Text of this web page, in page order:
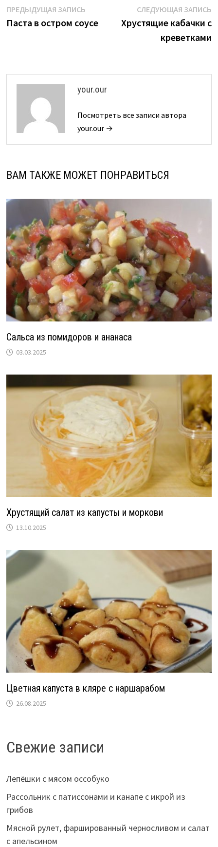
Навигация
по
ПРЕДЫДУЩАЯ ЗАПИСЬПредыдущая
запись:
Паста в остром соусе
СЛЕДУЮЩАЯ ЗАПИСЬ
Хрустящие кабачки с
креветками
your.our
Посмотреть все записи автора
your.our →
ВАМ ТАКЖЕ МОЖЕТ ПОНРАВИТЬСЯ
Сальса из помидоров и ананаса
03.03.2025
Хрустящий салат из капусты и моркови
13.10.2025
Цветная капуста в кляре с наршарабом
26.08.2025
Свежие записи
Лепёшки с мясом оссобуко
Рассольник с патиссонами и канапе с икрой из
грибов
Мясной рулет, фаршированный черносливом и салат
с апельсином